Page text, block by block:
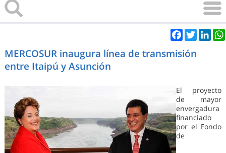
Facebook
Twitter
MERCOSUR inaugura línea de transmisión
entre Itaipú y Asunción
El proyecto
de mayor
envergadura
financiado
por el Fondo
de